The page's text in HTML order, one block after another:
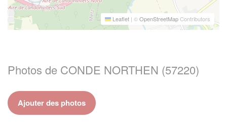
Leaflet | ©OpenStreetMapContributors
Photos de CONDE NORTHEN (57220)
Ajouter des photos